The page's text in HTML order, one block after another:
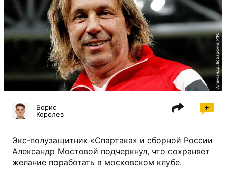
Александр Любарский, РФС
Борис
Королев
Экс-полузащитник «Спартака» и сборной России
Александр Мостовой подчеркнул, что сохраняет
желание поработать в московском клубе.